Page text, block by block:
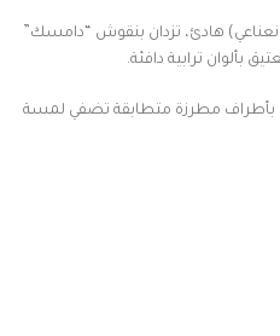
هادئ، تزدان بنقوش “دامسك”
بألوان ترابية دافئة.
بأطراف مطرزة متطابقة تضفي لمسة